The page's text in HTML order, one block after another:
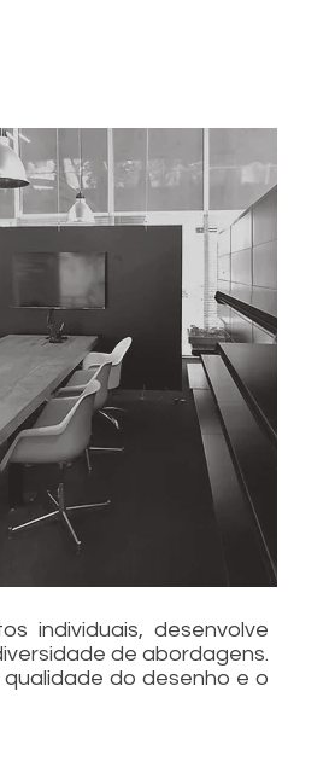
individuais, desenvolve
de abordagens.
do desenho e o